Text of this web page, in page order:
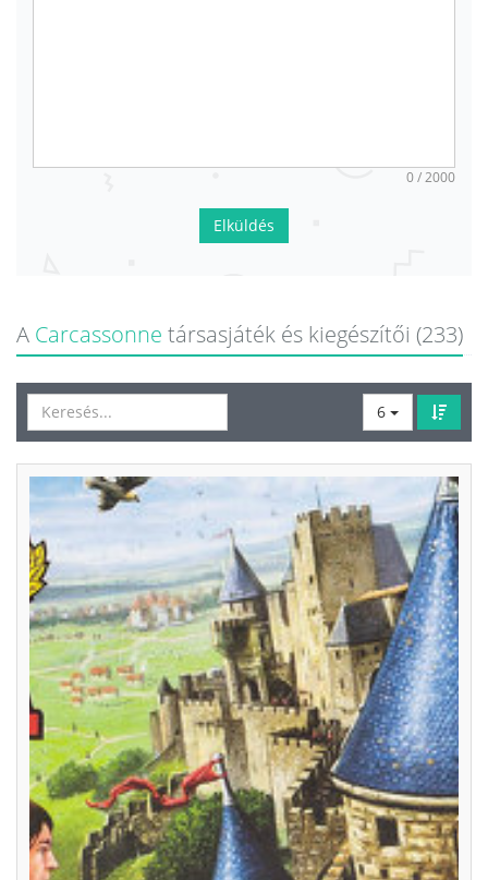
0 / 2000
Elküldés
A Carcassonne társasjáték és kiegészítői (233)
6